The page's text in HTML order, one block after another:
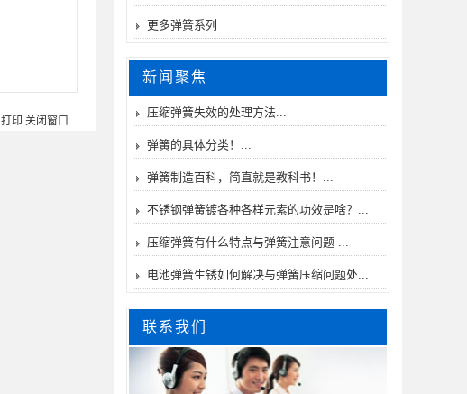
打印 关闭窗口
更多弹簧系列
新闻聚焦
压缩弹簧失效的处理方法...
弹簧的具体分类！...
弹簧制造百科，简直就是教科书！...
不锈钢弹簧镀各种各样元素的功效是啥？...
压缩弹簧有什么特点与弹簧注意问题 ...
电池弹簧生锈如何解决与弹簧压缩问题处...
联系我们